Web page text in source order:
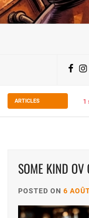
ARTICLES 1
SOME KIND OV
POSTED ON 6